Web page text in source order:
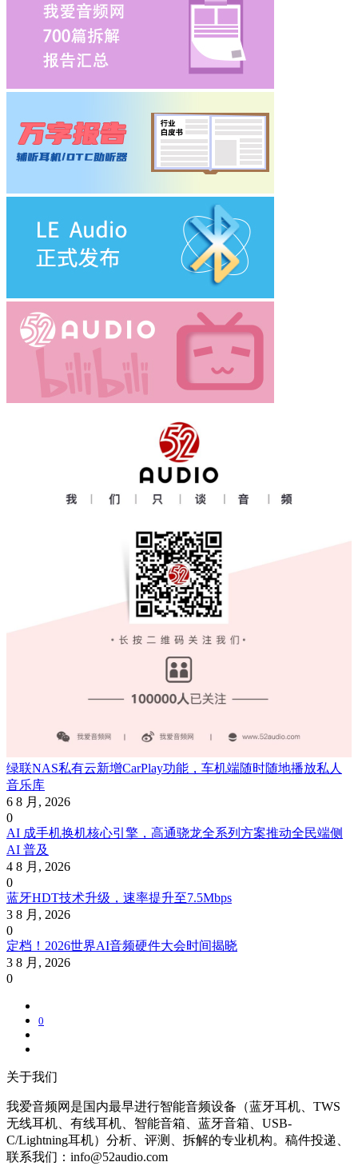
绿联NAS私有云新增CarPlay功能，车机端随时随地播放私人
音乐库
6 8 月, 2026
0
AI 成手机换机核心引擎，高通骁龙全系列方案推动全民端侧
AI 普及
4 8 月, 2026
0
蓝牙HDT技术升级，速率提升至7.5Mbps
3 8 月, 2026
0
定档！2026世界AI音频硬件大会时间揭晓
3 8 月, 2026
0
0
关于我们
我爱音频网是国内最早进行智能音频设备（蓝牙耳机、TWS
无线耳机、有线耳机、智能音箱、蓝牙音箱、USB-
C/Lightning耳机）分析、评测、拆解的专业机构。稿件投递、
联系我们：info@52audio.com